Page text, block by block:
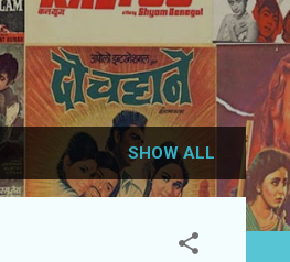
SHOW ALL